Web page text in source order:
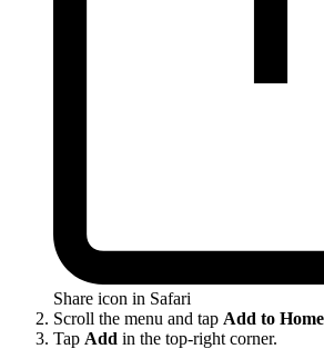
Share icon in Safari
Scroll the menu and tap Add to
Tap Add in the top-right corner.